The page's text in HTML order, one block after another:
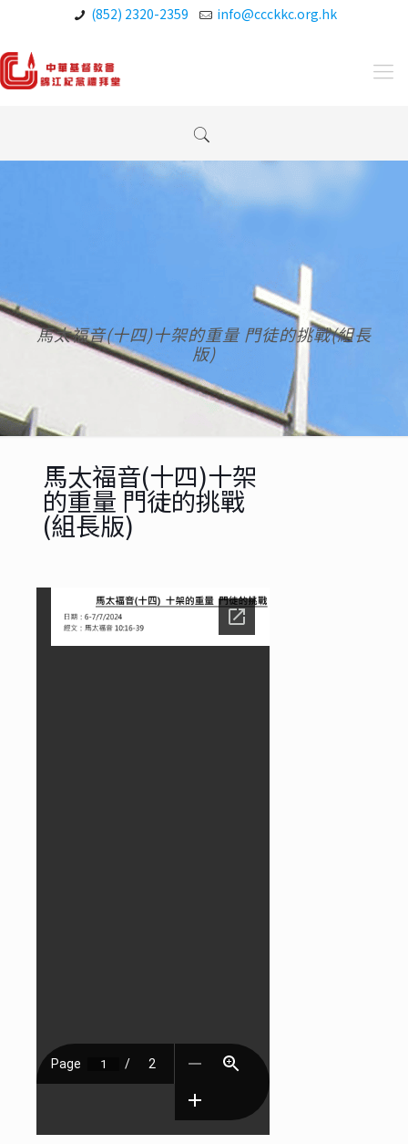
(852) 2320-2359 info@ccckkc.org.hk
馬太福音(十四)十架的重量 門徒的挑戰(組長
版)
馬太福音(十四)十架
的重量 門徒的挑戰
(組長版)